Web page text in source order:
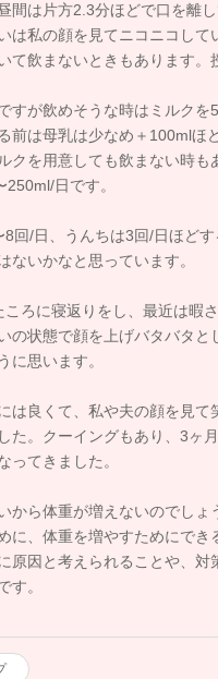
間は片方2.3分ほどで口を離
は私の顔を見てニコニコして
て飲まないときもあります。
すが飲めそうな時はミルクを
前は母乳は少なめ＋100mlほ
クを用意しても飲まない時も
250ml/日です。
8回/日、うんちは3回/日ほど
ないかなと思っています。
ころに寝返りをし、最近は暇
の状態で顔を上げバタバタと
に思います。
は良くて、私や夫の顔を見て
た。クーイングもあり、3ヶ
ってきました。
から体重が増えないのでしょ
に、体重を増やすためにでき
原因と考えられることや、対
す。